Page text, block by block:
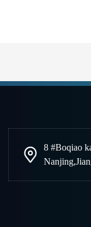
8 #Boqiao
Nanjing,